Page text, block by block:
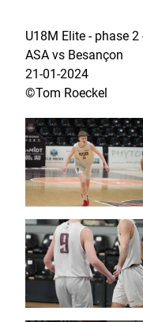
U18M Elite - phase 2
ASA vs Besançon
21-01-2024
©Tom Roeckel